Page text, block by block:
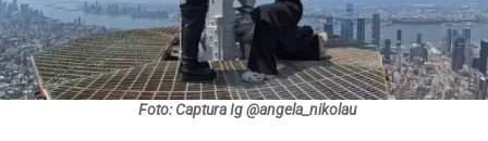
Foto: Captura Ig @angela_nikolau